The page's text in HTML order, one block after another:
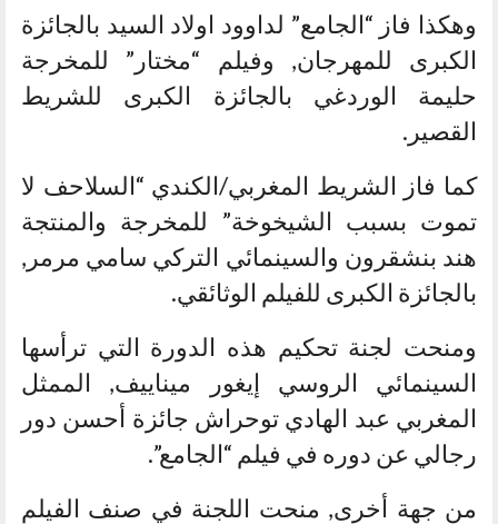
وهكذا فاز “الجامع” لداوود اولاد السيد بالجائزة
الكبرى للمهرجان, وفيلم “مختار” للمخرجة
حليمة الوردغي بالجائزة الكبرى للشريط
القصير.
كما فاز الشريط المغربي/الكندي “السلاحف لا
تموت بسبب الشيخوخة” للمخرجة والمنتجة
هند بنشقرون والسينمائي التركي سامي مرمر,
بالجائزة الكبرى للفيلم الوثائقي.
ومنحت لجنة تحكيم هذه الدورة التي ترأسها
السينمائي الروسي إيغور ميناييف, الممثل
المغربي عبد الهادي توحراش جائزة أحسن دور
رجالي عن دوره في فيلم “الجامع”.
من جهة أخرى, منحت اللجنة في صنف الفيلم